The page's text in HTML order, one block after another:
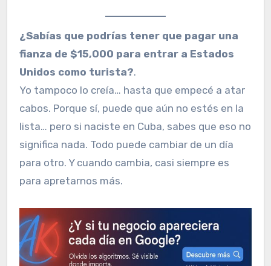
¿Sabías que podrías tener que pagar una
fianza de $15,000 para entrar a Estados
Unidos como turista?.
Yo tampoco lo creía… hasta que empecé a atar
cabos. Porque sí, puede que aún no estés en la
lista… pero si naciste en Cuba, sabes que eso no
significa nada. Todo puede cambiar de un día
para otro. Y cuando cambia, casi siempre es
para apretarnos más.